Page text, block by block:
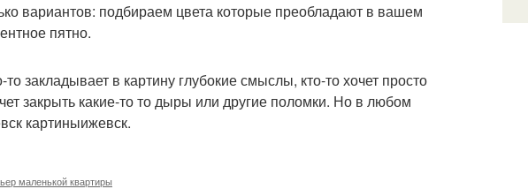
вариантов: подбираем цвета которые преобладают в вашем
пятно.
закладывает в картину глубокие смыслы, кто-то хочет просто
закрыть какие-то то дыры или другие поломки. Но в любом
картиныижевск.
маленькой квартиры